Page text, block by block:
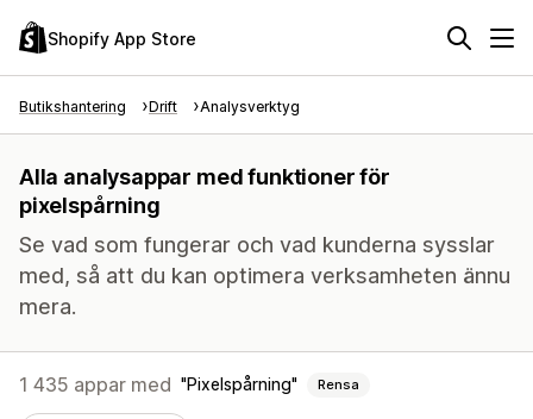
Shopify App Store
Butikshantering Drift Analysverktyg
Alla analysappar med funktioner för
pixelspårning
Se vad som fungerar och vad kunderna sysslar
med, så att du kan optimera verksamheten ännu
mera.
1 435 appar med Pixelspårning Rensa